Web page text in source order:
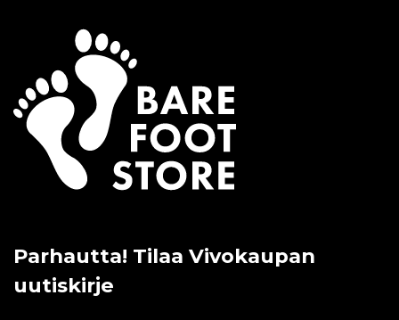
Parhautta! Tilaa Vivokaupan
uutiskirje